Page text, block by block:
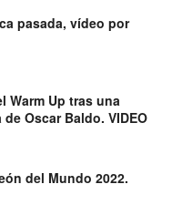
pasada, vídeo por
Warm Up tras una
Oscar Baldo. VIDEO
del Mundo 2022.